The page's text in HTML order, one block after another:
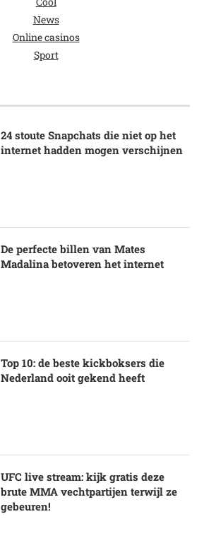
News
Online casinos
Sport
24 stoute Snapchats die niet op het
internet hadden mogen verschijnen
De perfecte billen van Mates
Madalina betoveren het internet
Top 10: de beste kickboksers die
Nederland ooit gekend heeft
UFC live stream: kijk gratis deze
brute MMA vechtpartijen terwijl ze
gebeuren!